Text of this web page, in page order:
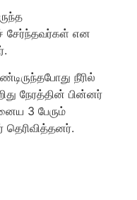
சேர்ந்தவர்கள் என
நீரில்
நேரத்தின் பின்னர்
3 பேரும்